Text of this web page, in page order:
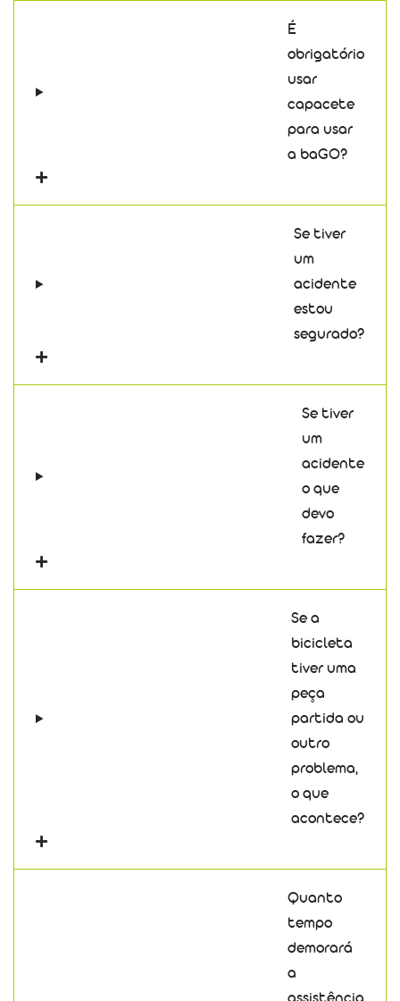
É
obrigatório
usar
capacete
para usar
a baGO?
Se tiver
um
acidente
estou
segurado?
Se tiver
um
acidente
o que
devo
fazer?
Se a
bicicleta
tiver uma
peça
partida ou
outro
problema,
o que
acontece?
Quanto
tempo
demorará
a